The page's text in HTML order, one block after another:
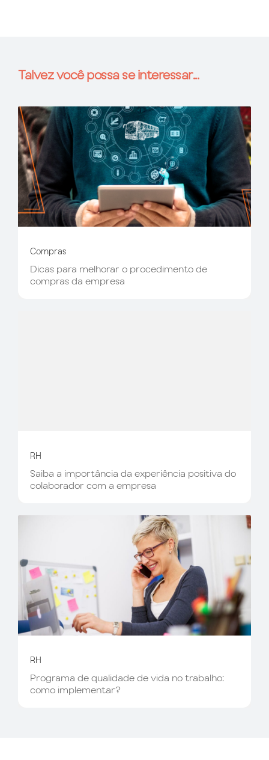
Talvez você possa se interessar...
Compras
Dicas para melhorar o procedimento de
compras da empresa
RH
Saiba a importância da experiência positiva do
colaborador com a empresa
RH
Programa de qualidade de vida no trabalho:
como implementar?